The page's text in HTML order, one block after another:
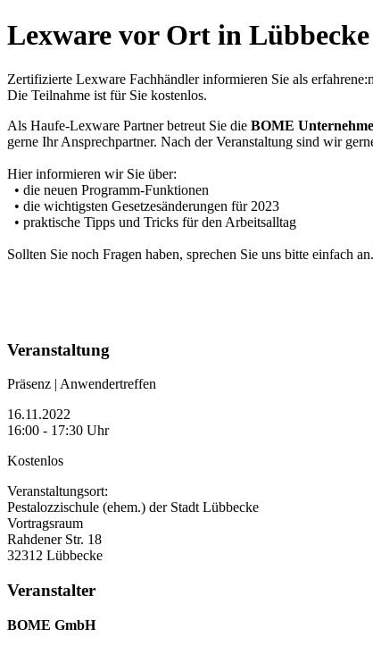
Lexware vor Ort in
Zertifizierte Lexware Fachhändler informieren Sie als
Die Teilnahme ist für Sie kostenlos.
Als Haufe-Lexware Partner betreut Sie die BOME
gerne Ihr Ansprechpartner. Nach der Veranstaltung sind wir
Hier informieren wir Sie über:
• die neuen Programm-Funktionen
• die wichtigsten Gesetzesänderungen für 2023
• praktische Tipps und Tricks für den Arbeitsalltag
Sollten Sie noch Fragen haben, sprechen Sie uns bitte einfach
Veranstaltung
Präsenz | Anwendertreffen
16.11.2022
16:00 - 17:30 Uhr
Kostenlos
Veranstaltungsort:
Pestalozzischule (ehem.) der Stadt Lübbecke
Vortragsraum
Rahdener Str. 18
32312 Lübbecke
Veranstalter
BOME GmbH